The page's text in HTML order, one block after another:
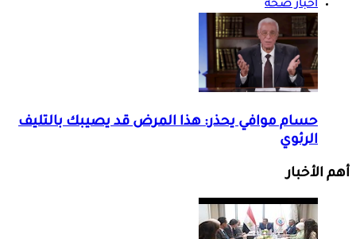
أخبار صحة
حسام موافي يحذر: هذا المرض قد يصيبك بالتليف
الرئوي
أهم الأخبار